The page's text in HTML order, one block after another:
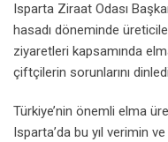
Isparta Ziraat Odası
hasadı döneminde
ziyaretleri kapsamında
çiftçilerin sorunlarını
Türkiye’nin önemli elma
Isparta’da bu yıl verimin